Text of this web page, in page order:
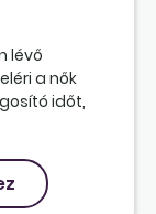
lévő
a nők
időt,